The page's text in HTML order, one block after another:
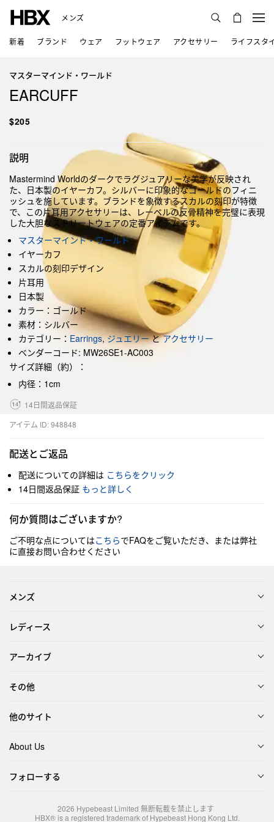
メンズ
新着 ブランド ウェア フットウェア アクセサリー ライフスタ
マスターマインド・ワールド
EARCUFF
$205
説明
Mastermind Worldのダークでラグジュアリーな美学が反映され
た、日本製のイヤーカフ。シルバーに印象的なゴールドのフィニ
ッシュを施しています。ブランドを象徴するスカルの刻印が特徴
で、この片耳用アクセサリーは、レーベルの反骨精神を完璧に表現
した大胆なストリートウェアの定番アイテムです。
マスターマインド・ワールド
イヤーカフ
スカルの刻印デザイン
片耳用
日本製
カラー：ゴールド
素材：シルバー
カテゴリー： Earrings,ジュエリーとアクセサリー
ベンダーコード: MW26SE1-AC003
サイズ詳細（約）：
内径：1cm
14日間返品保証
アイテム ID: 948848
配送とご返品
配送についての詳細は こちらをクリック
14日間返品保証 もっと詳しく
何か質問はございますか?
ご不明な点についてはこちらでFAQをご覧いただき、または弊社
に直接お問い合わせください
メンズ
レディース
アーカイブ
その他
他のサイト
About Us
フォローする
2026 Hypebeast Limited 無断転載を禁止します
HBX® is a registered trademark of Hypebeast Hong Kong Ltd.